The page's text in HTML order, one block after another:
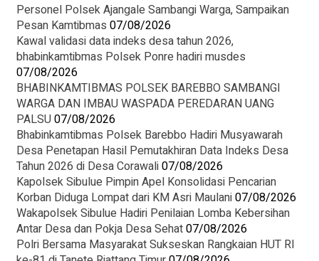
Personel Polsek Ajangale Sambangi Warga, Sampaikan
Pesan Kamtibmas 07/08/2026
Kawal validasi data indeks desa tahun 2026,
bhabinkamtibmas Polsek Ponre hadiri musdes
07/08/2026
BHABINKAMTIBMAS POLSEK BAREBBO SAMBANGI
WARGA DAN IMBAU WASPADA PEREDARAN UANG
PALSU07/08/2026
Bhabinkamtibmas Polsek Barebbo Hadiri Musyawarah
Desa Penetapan Hasil Pemutakhiran Data Indeks Desa
Tahun 2026 di Desa Corawali07/08/2026
Kapolsek Sibulue Pimpin Apel Konsolidasi Pencarian
Korban Diduga Lompat dari KM Asri Maulani07/08/2026
Wakapolsek Sibulue Hadiri Penilaian Lomba Kebersihan
Antar Desa dan Pokja Desa Sehat07/08/2026
Polri Bersama Masyarakat Sukseskan Rangkaian HUT RI